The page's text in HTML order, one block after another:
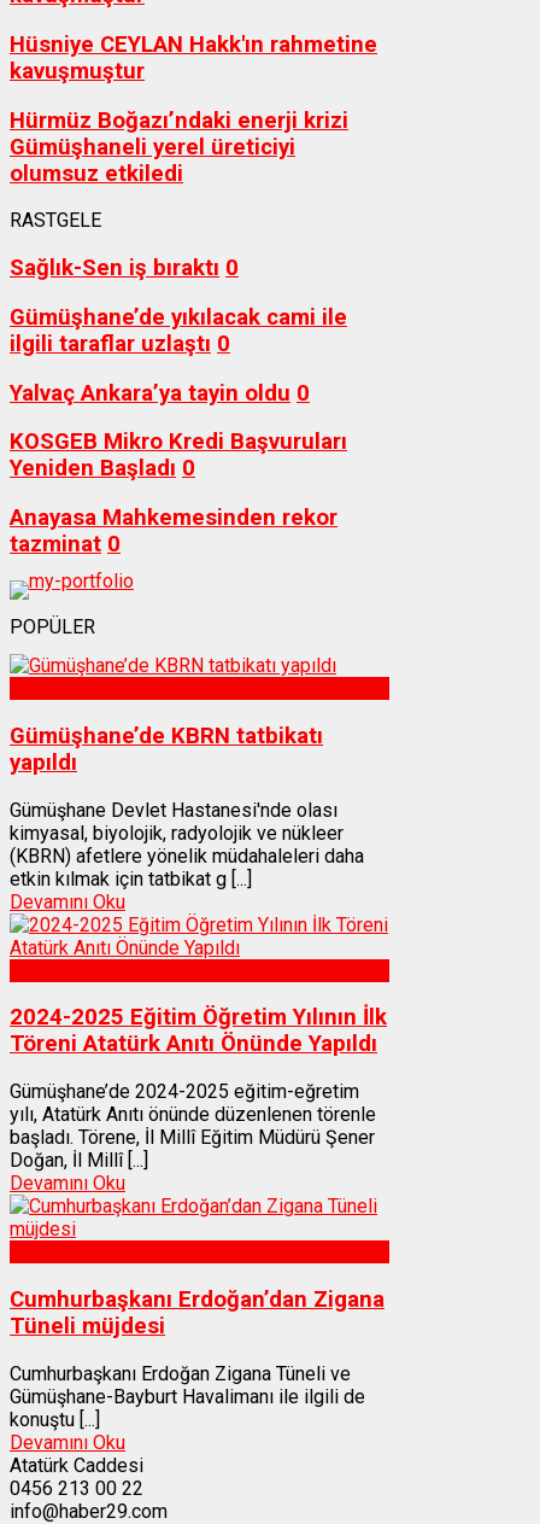
Hüsniye CEYLAN Hakk'ın rahmetine
kavuşmuştur
Hürmüz Boğazı’ndaki enerji krizi
Gümüşhaneli yerel üreticiyi
olumsuz etkiledi
RASTGELE
Sağlık-Sen iş bıraktı 0
Gümüşhane’de yıkılacak cami ile
ilgili taraflar uzlaştı 0
Yalvaç Ankara’ya tayin oldu 0
KOSGEB Mikro Kredi Başvuruları
Yeniden Başladı 0
Anayasa Mahkemesinden rekor
tazminat 0
POPÜLER
Gümüşhane’de KBRN tatbikatı
yapıldı
Gümüşhane Devlet Hastanesi'nde olası
kimyasal, biyolojik, radyolojik ve nükleer
(KBRN) afetlere yönelik müdahaleleri daha
etkin kılmak için tatbikat g [...]
Devamını Oku
2024-2025 Eğitim Öğretim Yılının İlk
Töreni Atatürk Anıtı Önünde Yapıldı
Gümüşhane’de 2024-2025 eğitim-eğretim
yılı, Atatürk Anıtı önünde düzenlenen törenle
başladı. Törene, İl Millî Eğitim Müdürü Şener
Doğan, İl Millî [...]
Devamını Oku
Cumhurbaşkanı Erdoğan’dan Zigana
Tüneli müjdesi
Cumhurbaşkanı Erdoğan Zigana Tüneli ve
Gümüşhane-Bayburt Havalimanı ile ilgili de
konuştu [...]
Devamını Oku
Atatürk Caddesi
0456 213 00 22
info@haber29.com